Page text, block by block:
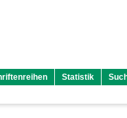
Statistik